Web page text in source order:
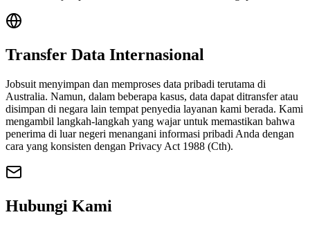
Transfer Data Internasional
Jobsuit menyimpan dan memproses data pribadi terutama di
Australia. Namun, dalam beberapa kasus, data dapat ditransfer atau
disimpan di negara lain tempat penyedia layanan kami berada. Kami
mengambil langkah-langkah yang wajar untuk memastikan bahwa
penerima di luar negeri menangani informasi pribadi Anda dengan
cara yang konsisten dengan Privacy Act 1988 (Cth).
Hubungi Kami